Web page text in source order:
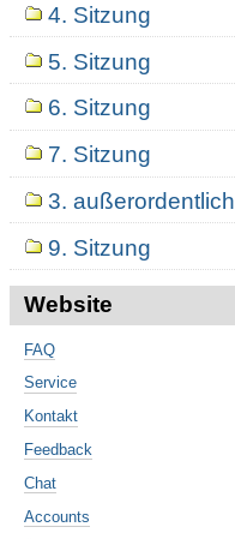
4. Sitzung
5. Sitzung
6. Sitzung
7. Sitzung
3.
9. Sitzung
Website
FAQ
Service
Kontakt
Feedback
Chat
Accounts